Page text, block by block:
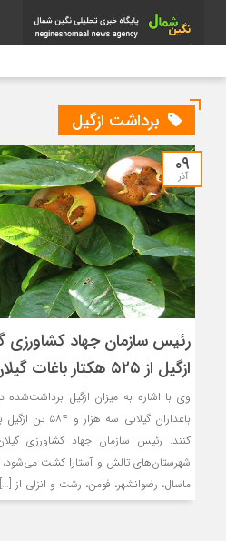
برداشت ازگیل
۰۹
آذر
رئیس سازمان جهاد کشاورزی
ازگیل از ۵۲۵ هکتار باغات گیلان خبر داد.
وی با اشاره به میزان ازگیل
کنند. رئیس سازمان جهاد کشاورزی
شهرستان‌های تالش و آستارا کشت می‌شود،
ماسال، رضوانشهر، فومن، رشت و انزلی از […]